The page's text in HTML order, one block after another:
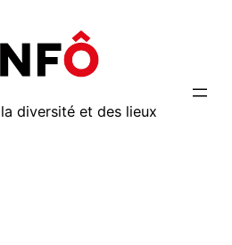
diversité et des lieux